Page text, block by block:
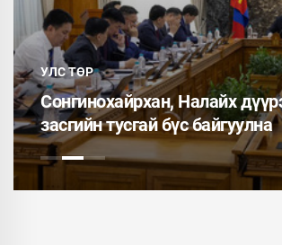
УЛС ТӨР
Сонгинохайрхан, Налайх
засгийн тусгай бүс байгуулна